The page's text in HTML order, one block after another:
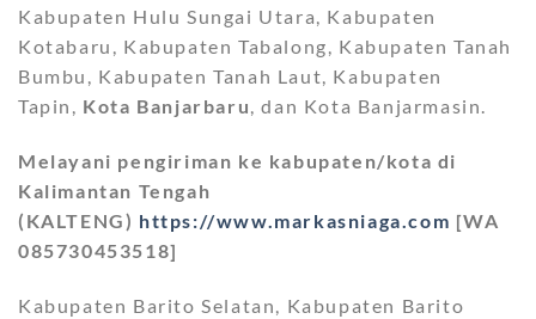
Kabupaten Hulu Sungai Utara, Kabupaten
Kotabaru, Kabupaten Tabalong, Kabupaten Tanah
Bumbu, Kabupaten Tanah Laut, Kabupaten
Tapin, Kota Banjarbaru, dan Kota Banjarmasin.
Melayani pengiriman ke kabupaten/kota di
Kalimantan Tengah
(KALTENG) https://www.markasniaga.com [WA
085730453518]
Kabupaten Barito Selatan, Kabupaten Barito